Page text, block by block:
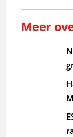
Meer